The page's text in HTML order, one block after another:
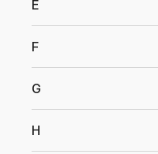
E
F
G
H